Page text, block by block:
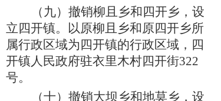
（九） 撤销柳且乡和四开乡，设
立四开镇。以原柳且乡和原四开乡所
属行政区域为四开镇的行政区域，四
开镇人民政府驻衣里木村四开街322
号。
（十） 撤销大坝乡和地莫乡，设